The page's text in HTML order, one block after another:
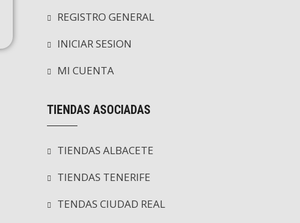
REGISTRO GENERAL
INICIAR SESION
MI CUENTA
TIENDAS ASOCIADAS
TIENDAS ALBACETE
TIENDAS TENERIFE
TENDAS CIUDAD REAL